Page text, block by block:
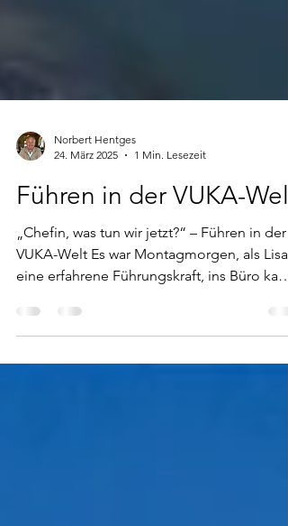
24. März 2025
1 Min. Lesezeit
Führen in der VUKA-Welt
„Chefin, was tun wir jetzt?“ – Führen in der
VUKA-Welt Es war Montagmorgen, als Lisa,
eine erfahrene Führungskraft, ins Büro kam